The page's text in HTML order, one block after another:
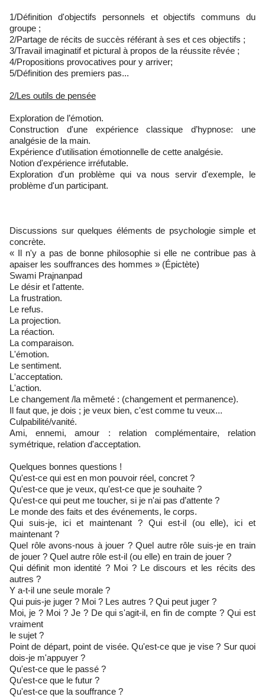
1/Définition d'objectifs personnels et objectifs communs du
groupe ;
2/Partage de récits de succès référant à ses et ces objectifs ;
3/Travail imaginatif et pictural à propos de la réussite rêvée ;
4/Propositions provocatives pour y arriver;
5/Définition des premiers pas...
2/Les outils de pensée
Exploration de l’émotion.
Construction d'une expérience classique d’hypnose: une
analgésie de la main.
Expérience d'utilisation émotionnelle de cette analgésie.
Notion d'expérience irréfutable.
Exploration d'un problème qui va nous servir d'exemple, le
problème d'un participant.
Discussions sur quelques éléments de psychologie simple et
concrète.
« Il n'y a pas de bonne philosophie si elle ne contribue pas à
apaiser les souffrances des hommes » (Épictète)
Swami Prajnanpad
Le désir et l'attente.
La frustration.
Le refus.
La projection.
La réaction.
La comparaison.
L'émotion.
Le sentiment.
L'acceptation.
L'action.
Le changement /la mêmeté : (changement et permanence).
Il faut que, je dois ; je veux bien, c'est comme tu veux...
Culpabilité/vanité.
Ami, ennemi, amour : relation complémentaire, relation
symétrique, relation d'acceptation.
Quelques bonnes questions !
Qu'est-ce qui est en mon pouvoir réel, concret ?
Qu'est-ce que je veux, qu'est-ce que je souhaite ?
Qu'est-ce qui peut me toucher, si je n'ai pas d’attente ?
Le monde des faits et des événements, le corps.
Qui suis-je, ici et maintenant ? Qui est-il (ou elle), ici et
maintenant ?
Quel rôle avons-nous à jouer ? Quel autre rôle suis-je en train
de jouer ? Quel autre rôle est-il (ou elle) en train de jouer ?
Qui définit mon identité ? Moi ? Le discours et les récits des
autres ?
Y a-t-il une seule morale ?
Qui puis-je juger ? Moi ? Les autres ? Qui peut juger ?
Moi, je ? Moi ? Je ? De qui s'agit-il, en fin de compte ? Qui est
vraiment
le sujet ?
Point de départ, point de visée. Qu'est-ce que je vise ? Sur quoi
dois-je m'appuyer ?
Qu'est-ce que le passé ?
Qu'est-ce que le futur ?
Qu'est-ce que la souffrance ?